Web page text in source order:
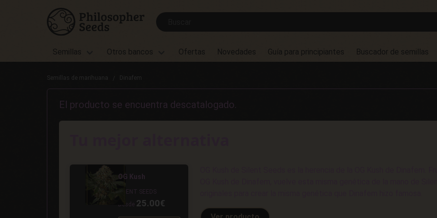
Semillas Otros bancos Ofertas Novedades Guía para principiantes Buscador de semillas
Semillas de marihuana Dinafem
El producto se encuentra descatalogado.
OG Kush
SILENT SEEDS
Desde 25.00€